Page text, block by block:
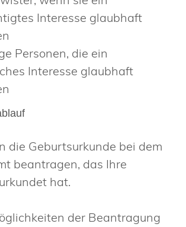
Interesse glaubhaft
Personen, die ein
Interesse glaubhaft
die Geburtsurkunde bei dem
beantragen, das Ihre
hat.
der Beantragung